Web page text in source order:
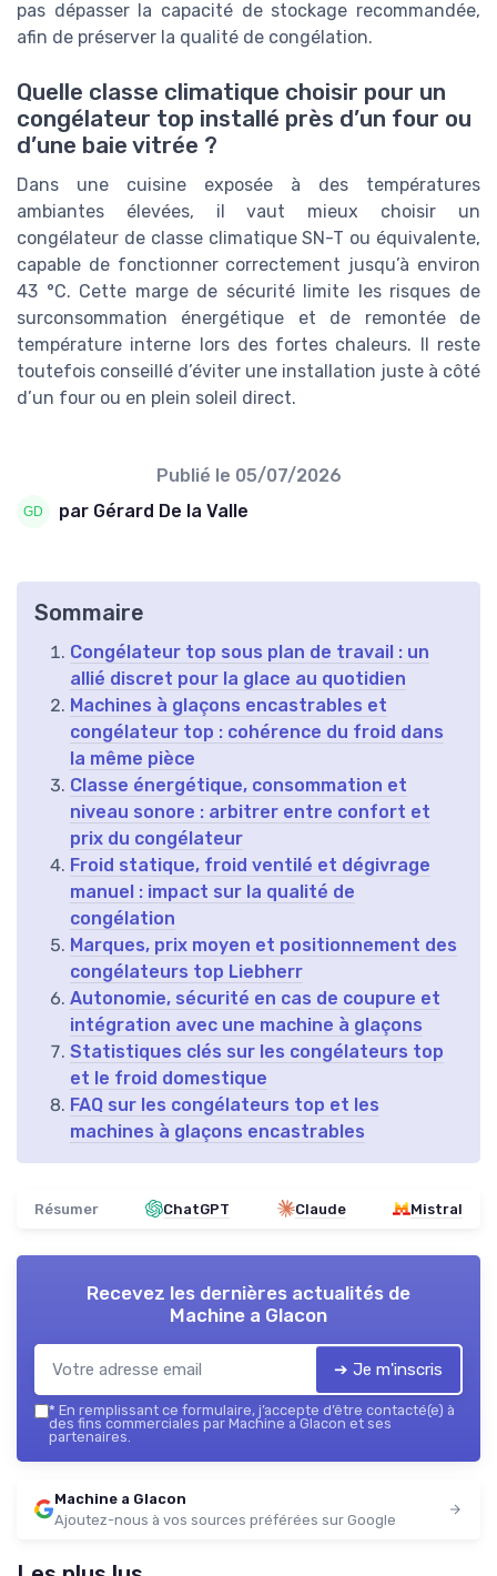
pas dépasser la capacité de stockage recommandée,
afin de préserver la qualité de congélation.
Quelle classe climatique choisir pour un
congélateur top installé près d’un four ou
d’une baie vitrée ?
Dans une cuisine exposée à des températures
ambiantes élevées, il vaut mieux choisir un
congélateur de classe climatique SN-T ou équivalente,
capable de fonctionner correctement jusqu’à environ
43 °C. Cette marge de sécurité limite les risques de
surconsommation énergétique et de remontée de
température interne lors des fortes chaleurs. Il reste
toutefois conseillé d’éviter une installation juste à côté
d’un four ou en plein soleil direct.
Publié le 05/07/2026
par Gérard De la Valle
Sommaire
Congélateur top sous plan de travail : un
allié discret pour la glace au quotidien
Machines à glaçons encastrables et
congélateur top : cohérence du froid dans
la même pièce
Classe énergétique, consommation et
niveau sonore : arbitrer entre confort et
prix du congélateur
Froid statique, froid ventilé et dégivrage
manuel : impact sur la qualité de
congélation
Marques, prix moyen et positionnement des
congélateurs top Liebherr
Autonomie, sécurité en cas de coupure et
intégration avec une machine à glaçons
Statistiques clés sur les congélateurs top
et le froid domestique
FAQ sur les congélateurs top et les
machines à glaçons encastrables
Résumer ChatGPT Claude Mistral
Recevez les dernières actualités de
Machine a Glacon
➔ Je m'inscris
* En remplissant ce formulaire, j’accepte d’être contacté(e) à
des fins commerciales par Machine a Glacon et ses
partenaires.
Machine a Glacon
Ajoutez-nous à vos sources préférées sur Google